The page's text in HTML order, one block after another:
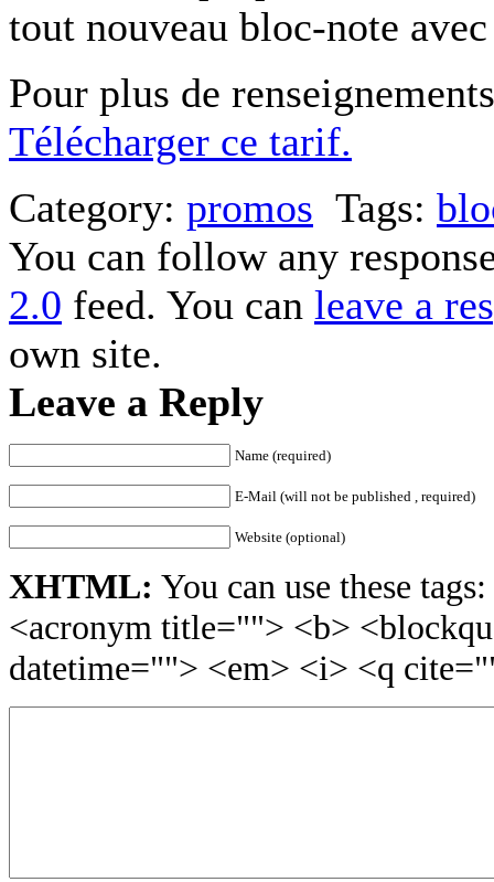
tout nouveau bloc-note
Pour plus de
Télécharger ce tarif.
Category: promos Tags:
You can follow any
2.0 feed. You can leave a
own site.
Leave a Reply
Name (required)
E-Mail (will not be published , required)
Website (optional)
XHTML: You can use these
<acronym title=""> <b>
datetime=""> <em> <i> <q